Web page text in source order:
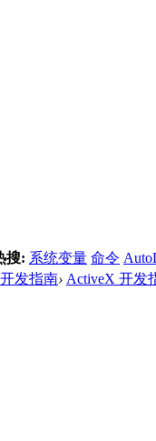
搜: 系统变量 命令
发指南› ActiveX 开发